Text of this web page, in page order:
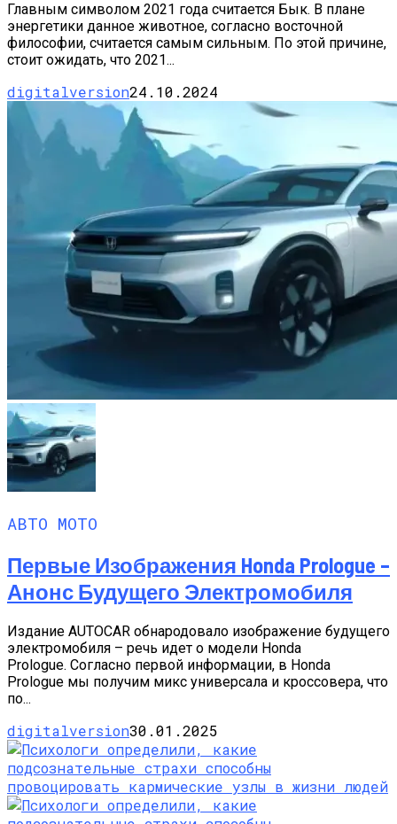
Главным символом 2021 года считается Бык. В плане
энергетики данное животное, согласно восточной
философии, считается самым сильным. По этой причине,
стоит ожидать, что 2021...
digitalversion24.10.2024
АВТО МОТО
Первые Изображения Honda Prologue –
Анонс Будущего Электромобиля
Издание AUTOCAR обнародовало изображение будущего
электромобиля – речь идет о модели Honda
Prologue. Согласно первой информации, в Honda
Prologue мы получим микс универсала и кроссовера, что
по...
digitalversion30.01.2025